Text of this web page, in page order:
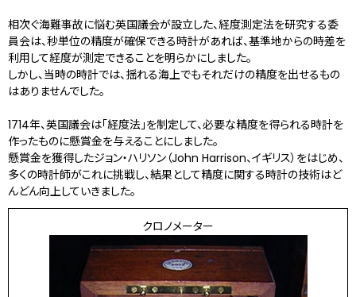
相次ぐ海難事故に悩む英国議会が設立した、経度測定法を研究する委
員会は、秒単位の精度が確保できる時計があれば、基準地からの時差を
利用して経度が測定できることを明らかにしました。
しかし、当時の時計では、揺れる海上でもそれだけの精度を出せるもの
はありませんでした。
1714年、英国議会は「経度法」を制定して、必要な精度を得られる時計を
作ったものに懸賞金を与えることにしました。
懸賞金を獲得したジョン・ハリソン（John Harrison、イギリス）をはじめ、
多くの時計師がこれに挑戦し、結果として精度に関する時計の技術はど
んどん向上していきました。
クロノメーター